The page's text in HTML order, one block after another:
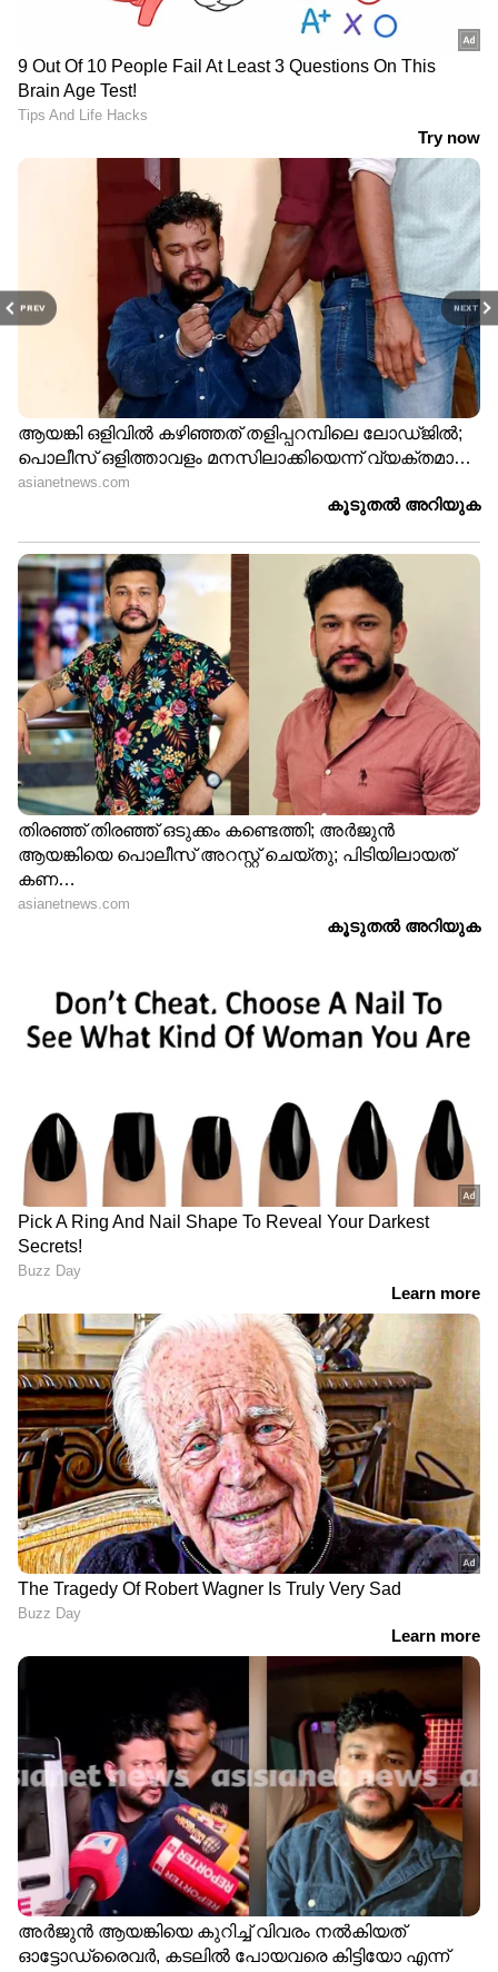
PREV NEXT